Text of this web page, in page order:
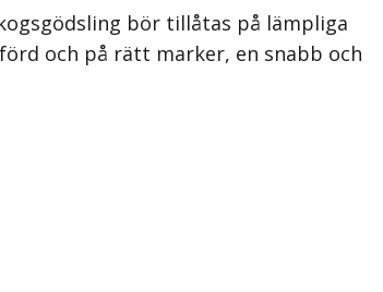
bör tillåtas på lämpliga
och på rätt marker, en snabb och